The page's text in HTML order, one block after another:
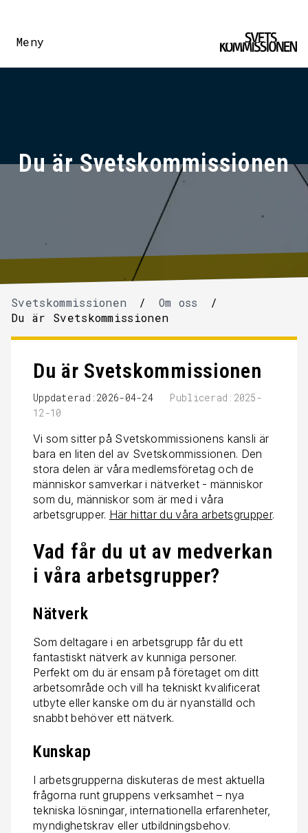
Meny
Du är Svetskommissionen
Svetskommissionen / Om oss
/
Du är Svetskommissionen
Du är Svetskommissionen
Uppdaterad:2026-04-24
Publicerad:2025-
12-10
Vi som sitter på Svetskommissionens kansli är
bara en liten del av Svetskommissionen. Den
stora delen är våra medlemsföretag och de
människor samverkar i nätverket - människor
som du, människor som är med i våra
arbetsgrupper. Här hittar du våra arbetsgrupper.
Vad får du ut av medverkan
i våra arbetsgrupper?
Nätverk
Som deltagare i en arbetsgrupp får du ett
fantastiskt nätverk av kunniga personer.
Perfekt om du är ensam på företaget om ditt
arbetsområde och vill ha tekniskt kvalificerat
utbyte eller kanske om du är nyanställd och
snabbt behöver ett nätverk.
Kunskap
I arbetsgrupperna diskuteras de mest aktuella
frågorna runt gruppens verksamhet – nya
tekniska lösningar, internationella erfarenheter,
myndighetskrav eller utbildningsbehov.